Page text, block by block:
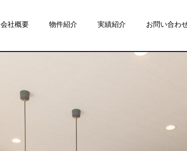
会社概要 物件紹介 実績紹介 お問い合わ